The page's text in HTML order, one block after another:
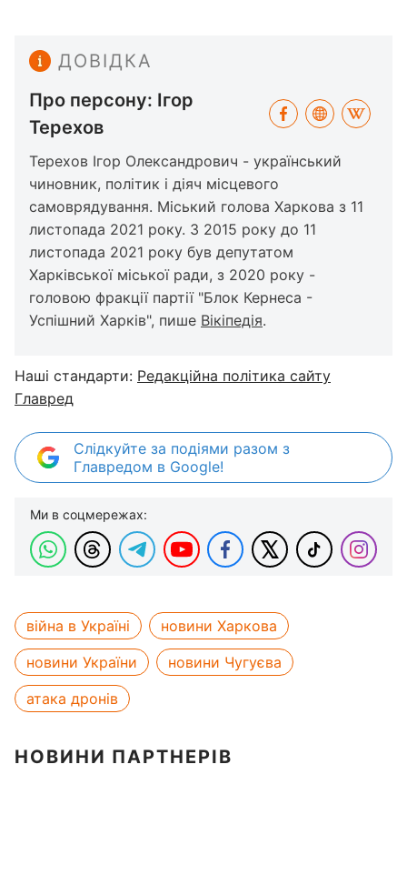
ДОВІДКА
Про персону: Ігор
Терехов
Терехов Ігор Олександрович - український
чиновник, політик і діяч місцевого
самоврядування. Міський голова Харкова з 11
листопада 2021 року. З 2015 року до 11
листопада 2021 року був депутатом
Харківської міської ради, з 2020 року -
головою фракції партії "Блок Кернеса -
Успішний Харків", пише Вікіпедія.
Наші стандарти: Редакційна політика сайту
Главред
Слідкуйте за подіями разом з
Главредом в Google!
Ми в соцмережах:
війна в Україні
новини Харкова
новини України
новини Чугуєва
атака дронів
НОВИНИ ПАРТНЕРІВ